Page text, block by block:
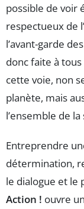
possible de voir
respectueux de
l’avant-garde
donc faite à
cette voie, non
planète, mais
l’ensemble de
Entreprendre
détermination,
le dialogue et le
Action ! ouvre